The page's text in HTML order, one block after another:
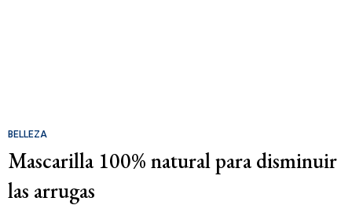
BELLEZA
Mascarilla 100% natural para disminuir
las arrugas